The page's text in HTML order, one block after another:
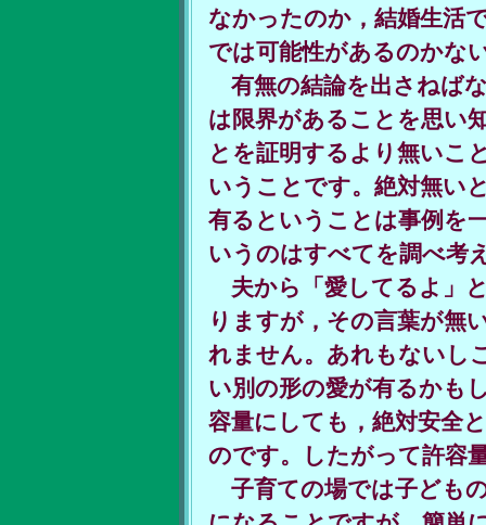
なかったのか，結婚生活
では可能性があるのかな
有無の結論を出さねば
は限界があることを思い
とを証明するより無いこ
いうことです。絶対無い
有るということは事例を
いうのはすべてを調べ考
夫から「愛してるよ」
りますが，その言葉が無
れません。あれもないし
い別の形の愛が有るかも
容量にしても，絶対安全
のです。したがって許容
子育ての場では子ども